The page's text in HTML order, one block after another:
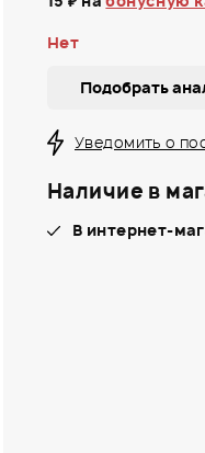
Нет
Подобрать
Уведомить о
Наличие в
В интернет-